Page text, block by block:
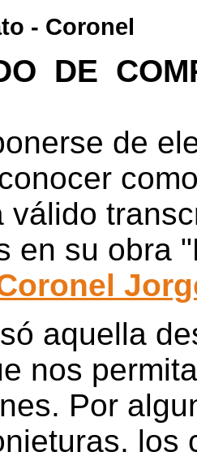
- Coronel
DE
de
válido
en su obra
aquella
nos
Por
los